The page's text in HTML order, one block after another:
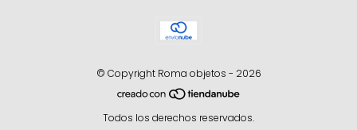
© Copyright Roma objetos - 2026
Todos los derechos reservados.